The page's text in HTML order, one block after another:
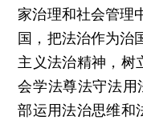
家治理和社会管理
国，把法治作为治
主义法治精神，树
会学法尊法守法用
部运用法治思维和